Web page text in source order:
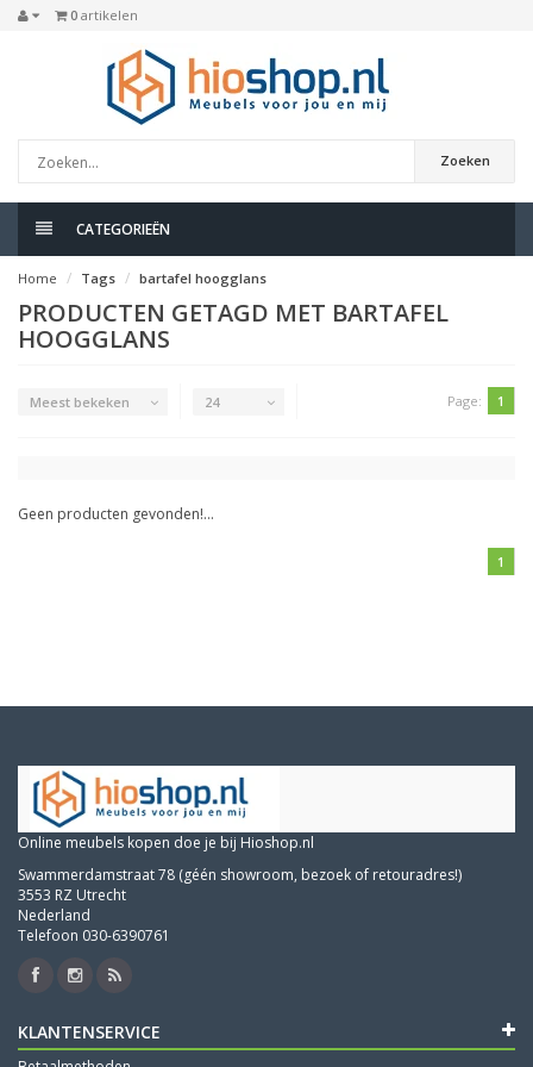
0 artikelen
Zoeken
CATEGORIEËN
Home Tags bartafel hoogglans
PRODUCTEN GETAGD MET BARTAFEL
HOOGGLANS
Meest bekeken 24 Page: 1
Geen producten gevonden!...
1
Online meubels kopen doe je bij Hioshop.nl
Swammerdamstraat 78 (géén showroom, bezoek of retouradres!)
3553 RZ Utrecht
Nederland
Telefoon 030-6390761
KLANTENSERVICE